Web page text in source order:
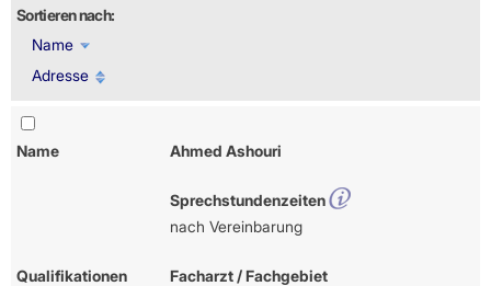
Sortieren nach:
Name
Adresse
Name Ahmed Ashouri
Sprechstundenzeiten
nach Vereinbarung
Qualifikationen
Facharzt / Fachgebiet